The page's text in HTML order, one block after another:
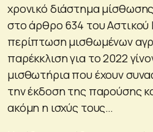
χρονικό διάστημα
στο άρθρο 634 του Αστικού
περίπτωση μισθωμένων
παρέκκλιση για το 2022
μισθωτήρια που έχουν
την έκδοση της παρούσης
ακόμη η ισχύς τους…